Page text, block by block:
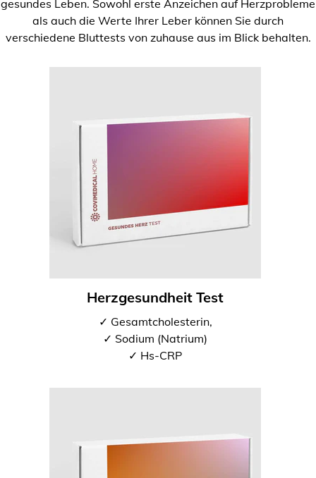
gesundes Leben. Sowohl erste Anzeichen auf Herzprobleme
als auch die Werte Ihrer Leber können Sie durch
verschiedene Bluttests von zuhause aus im Blick behalten.
Herzgesundheit Test
✓ Gesamtcholesterin,
✓ Sodium (Natrium)
✓ Hs-CRP